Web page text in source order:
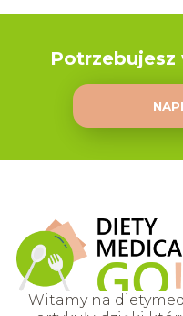
Witamy na